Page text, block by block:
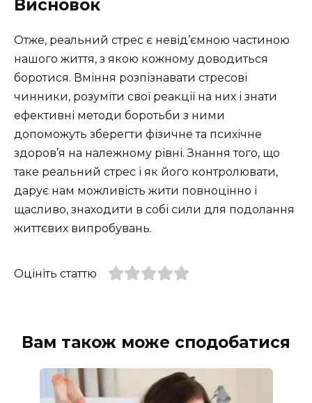
Висновок
Отже, реальний стрес є невід’ємною частиною
нашого життя, з якою кожному доводиться
боротися. Вміння розпізнавати стресові
чинники, розуміти свої реакції на них і знати
ефективні методи боротьби з ними
допоможуть зберегти фізичне та психічне
здоров’я на належному рівні. Знання того, що
таке реальний стрес і як його контролювати,
дарує нам можливість жити повноцінно і
щасливо, знаходити в собі сили для подолання
життєвих випробувань.
Оцініть статтю
Вам також може сподобатися